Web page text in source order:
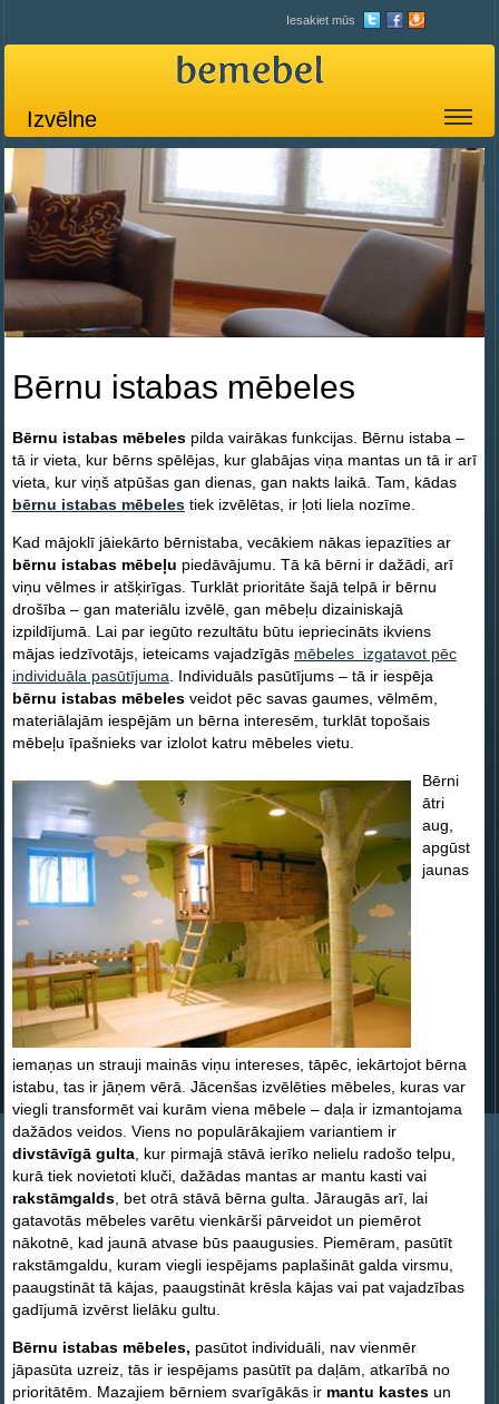
Iesakiet mūs
Izvēlne
Bērnu istabas mēbeles
Bērnu istabas mēbelespilda vairākas funkcijas. Bērnu istaba –
tā ir vieta, kur bērns spēlējas, kur glabājas viņa mantas un tā ir arī
vieta, kur viņš atpūšas gan dienas, gan nakts laikā. Tam, kādas
bērnu istabas mēbelestiek izvēlētas, ir ļoti liela nozīme.
Kad mājoklī jāiekārto bērnistaba, vecākiem nākas iepazīties ar
bērnu istabas mēbeļu piedāvājumu. Tā kā bērni ir dažādi, arī
viņu vēlmes ir atšķirīgas. Turklāt prioritāte šajā telpā ir bērnu
drošība – gan materiālu izvēlē, gan mēbeļu dizainiskajā
izpildījumā. Lai par iegūto rezultātu būtu iepriecināts ikviens
mājas iedzīvotājs, ieteicams vajadzīgās mēbeles izgatavot pēc
individuāla pasūtījuma . Individuāls pasūtījums – tā ir iespēja
bērnu istabas mēbelesveidot pēc savas gaumes, vēlmēm,
materiālajām iespējām un bērna interesēm, turklāt topošais
mēbeļu īpašnieks var izlolot katru mēbeles vietu.
Bērni
ātri
aug,
apgūst
jaunas
iemaņas un strauji mainās viņu intereses, tāpēc, iekārtojot bērna
istabu, tas ir jāņem vērā. Jācenšas izvēlēties mēbeles, kuras var
viegli transformēt vai kurām viena mēbele – daļa ir izmantojama
dažādos veidos. Viens no populārākajiem variantiem ir
divstāvīgā gulta, kur pirmajā stāvā ierīko nelielu radošo telpu,
kurā tiek novietoti kluči, dažādas mantas ar mantu kasti vai
rakstāmgalds, bet otrā stāvā bērna gulta. Jāraugās arī, lai
gatavotās mēbeles varētu vienkārši pārveidot un piemērot
nākotnē, kad jaunā atvase būs paaugusies. Piemēram, pasūtīt
rakstāmgaldu, kuram viegli iespējams paplašināt galda virsmu,
paaugstināt tā kājas, paaugstināt krēsla kājas vai pat vajadzības
gadījumā izvērst lielāku gultu.
Bērnu istabas mēbeles, pasūtot individuāli, nav vienmēr
jāpasūta uzreiz, tās ir iespējams pasūtīt pa daļām, atkarībā no
prioritātēm. Mazajiem bērniem svarīgākās ir mantu kastes un